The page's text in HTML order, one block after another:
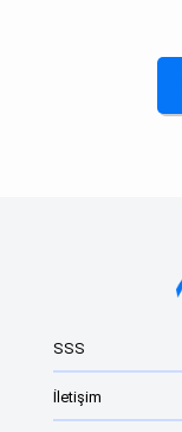
SSS
İletişim